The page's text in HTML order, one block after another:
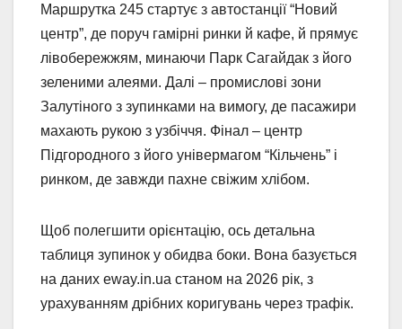
Маршрутка 245 стартує з автостанції “Новий
центр”, де поруч гамірні ринки й кафе, й прямує
лівобережжям, минаючи Парк Сагайдак з його
зеленими алеями. Далі – промислові зони
Залутіного з зупинками на вимогу, де пасажири
махають рукою з узбіччя. Фінал – центр
Підгородного з його універмагом “Кільчень” і
ринком, де завжди пахне свіжим хлібом.
Щоб полегшити орієнтацію, ось детальна
таблиця зупинок у обидва боки. Вона базується
на даних eway.in.ua станом на 2026 рік, з
урахуванням дрібних коригувань через трафік.